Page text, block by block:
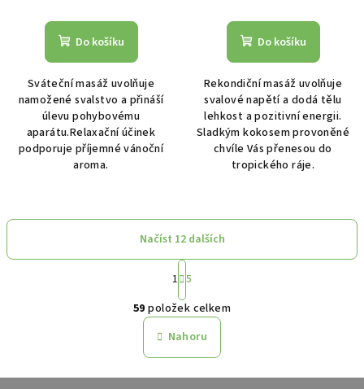
Do košíku
Sváteční masáž uvolňuje
namožené svalstvo a přináší
úlevu pohybovému
aparátu.Relaxační účinek
podporuje příjemné vánoční
aroma.
Do košíku
Rekondiční masáž uvolňuje
svalové napětí a dodá tělu
lehkost a pozitivní energii.
Sladkým kokosem provoněné
chvíle Vás přenesou do
tropického ráje.
O
v
l
á
Načíst 12 dalších
S
t
r
á
n
k
o
v
1 5
59 položek celkem
Nahoru